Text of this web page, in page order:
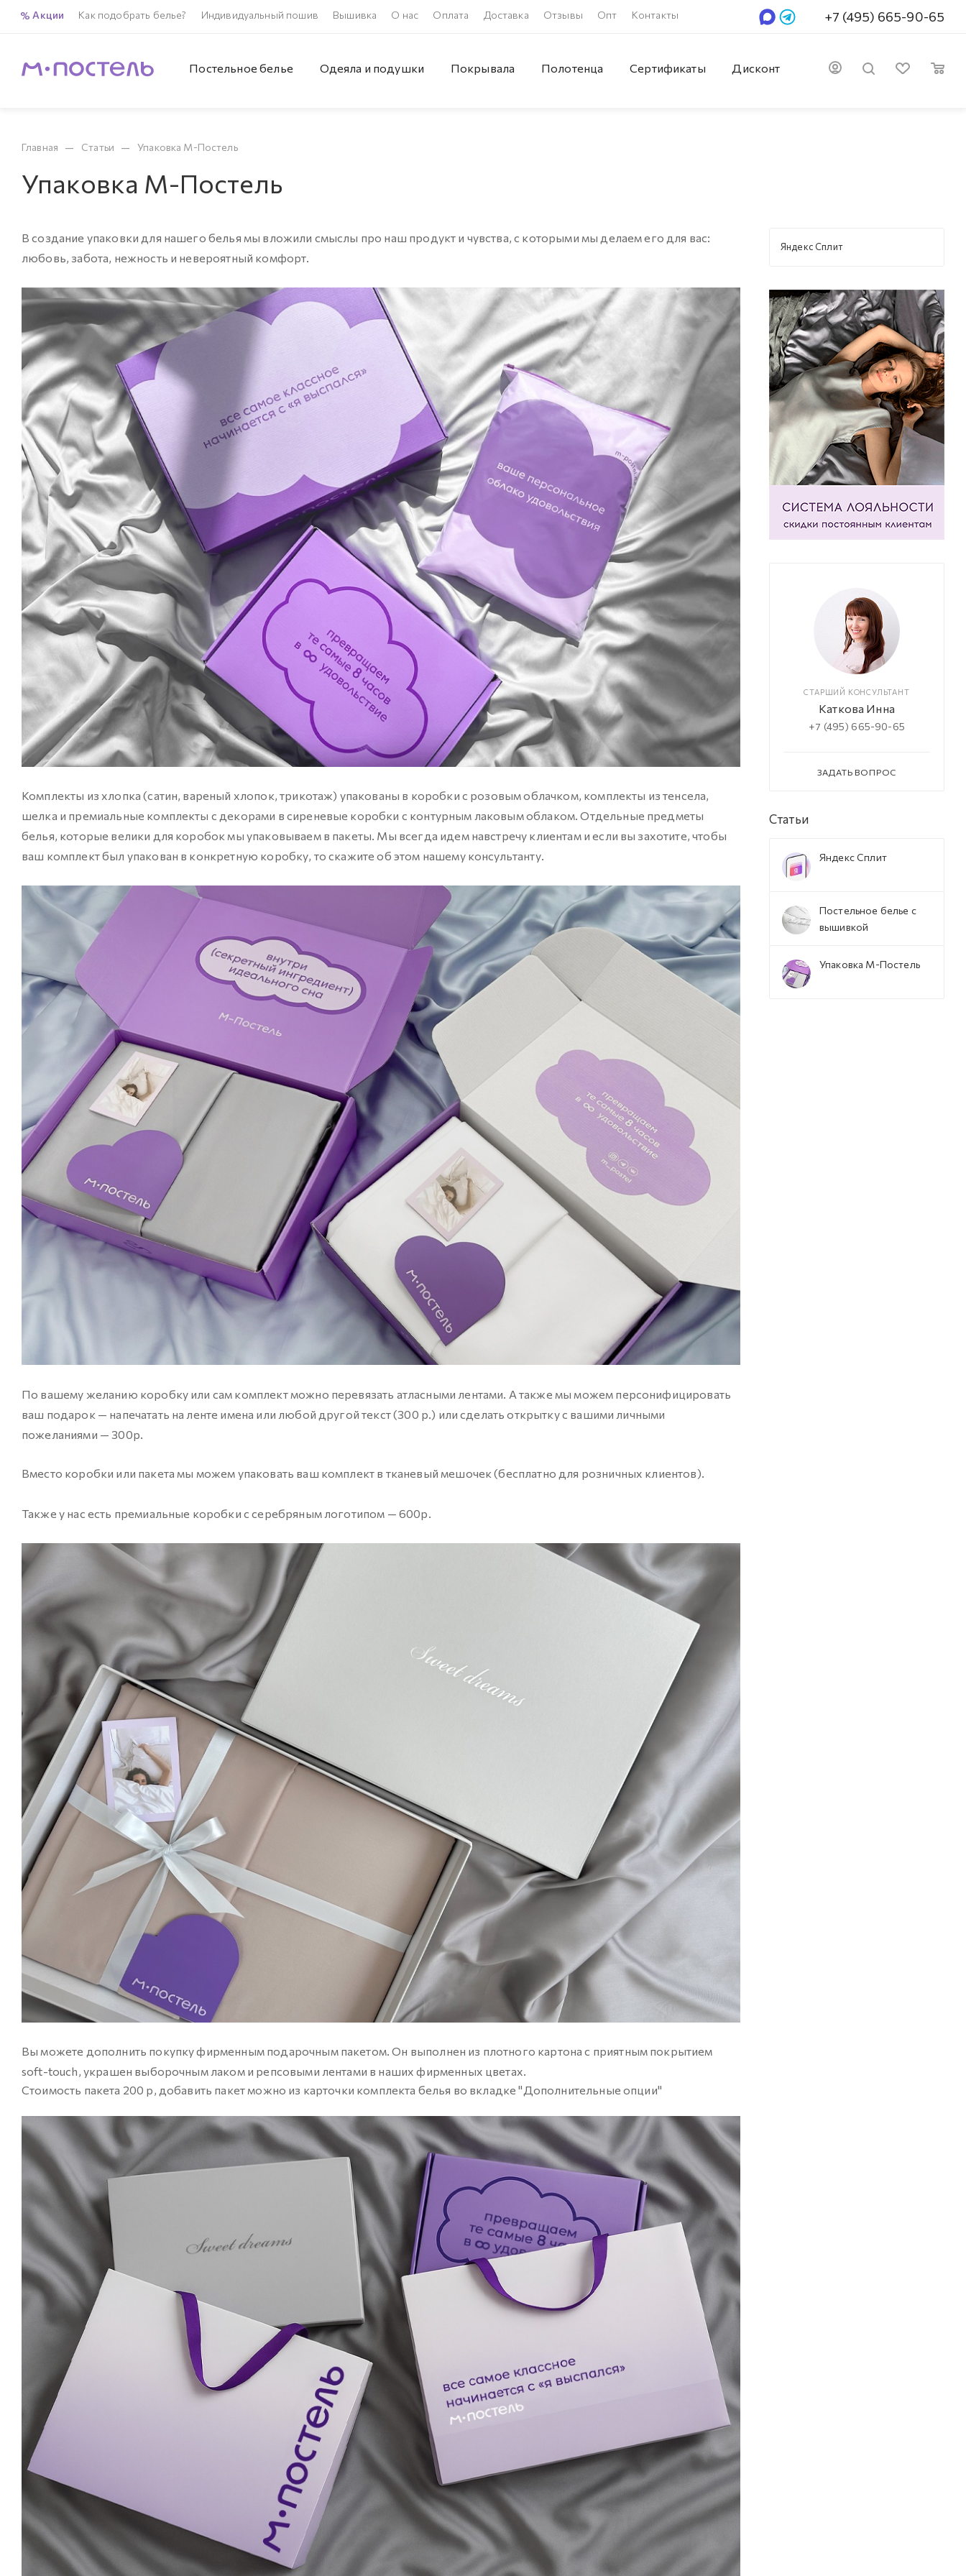
Акции Как подобрать белье? Индивидуальный пошив Вышивка О нас Оплата Доставка Отзывы Опт Контакты +7 (495) 665-90-65
Постельное белье Одеяла и подушки Покрывала Полотенца Сертификаты Дисконт
Главная — Статьи — Упаковка М-Постель
Упаковка М-Постель
В создание упаковки для нашего белья мы вложили смыслы про наш продукт и чувства, с которыми мы делаем его для вас:
любовь, забота, нежность и невероятный комфорт.
Комплекты из хлопка (сатин, вареный хлопок, трикотаж) упакованы в коробки с розовым облачком, комплекты из тенсела,
шелка и премиальные комплекты с декорами в сиреневые коробки с контурным лаковым облаком. Отдельные предметы
белья, которые велики для коробок мы упаковываем в пакеты. Мы всегда идем навстречу клиентам и если вы захотите, чтобы
ваш комплект был упакован в конкретную коробку, то скажите об этом нашему консультанту.
По вашему желанию коробку или сам комплект можно перевязать атласными лентами. А также мы можем персонифицировать
ваш подарок — напечатать на ленте имена или любой другой текст (300 р.) или сделать открытку с вашими личными
пожеланиями — 300р.
Вместо коробки или пакета мы можем упаковать ваш комплект в тканевый мешочек (бесплатно для розничных клиентов).
Также у нас есть премиальные коробки с серебряным логотипом — 600р.
Вы можете дополнить покупку фирменным подарочным пакетом. Он выполнен из плотного картона с приятным покрытием
soft-touch, украшен выборочным лаком и репсовыми лентами в наших фирменных цветах.
Стоимость пакета 200 p, добавить пакет можно из карточки комплекта белья во вкладке "Дополнительные опции"
Яндекс Сплит
СТАРШИЙ КОНСУЛЬТАНТ
Каткова Инна
+7 (495) 665-90-65
ЗАДАТЬ ВОПРОС
Статьи
Яндекс Сплит
Постельное белье с
вышивкой
Упаковка М-Постель